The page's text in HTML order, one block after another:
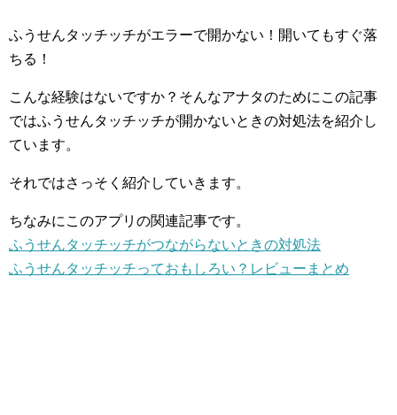
ふうせんタッチッチがエラーで開かない！開いてもすぐ落
ちる！
こんな経験はないですか？そんなアナタのためにこの記事
ではふうせんタッチッチが開かないときの対処法を紹介し
ています。
それではさっそく紹介していきます。
ちなみにこのアプリの関連記事です。
ふうせんタッチッチがつながらないときの対処法
ふうせんタッチッチっておもしろい？レビューまとめ